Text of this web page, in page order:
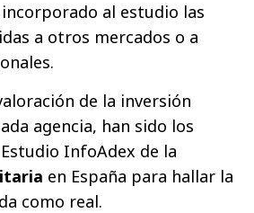
al estudio las
a otros mercados o a
de la inversión
agencia, han sido los
InfoAdex de la
en España para hallar la
como real.